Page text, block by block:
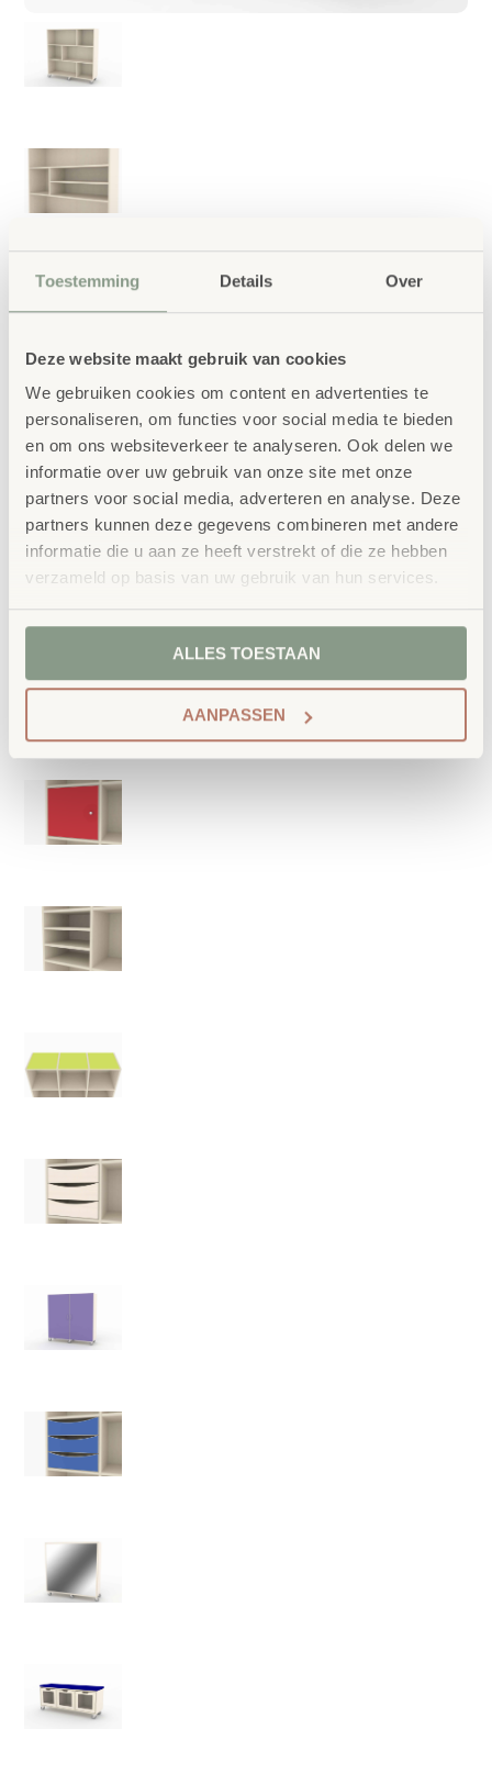
Toestemming Details Over
Deze website maakt gebruik van cookies
We gebruiken cookies om content en advertenties te
personaliseren, om functies voor social media te bieden
en om ons websiteverkeer te analyseren. Ook delen we
informatie over uw gebruik van onze site met onze
partners voor social media, adverteren en analyse. Deze
partners kunnen deze gegevens combineren met andere
informatie die u aan ze heeft verstrekt of die ze hebben
verzameld op basis van uw gebruik van hun services.
ALLES TOESTAAN
AANPASSEN